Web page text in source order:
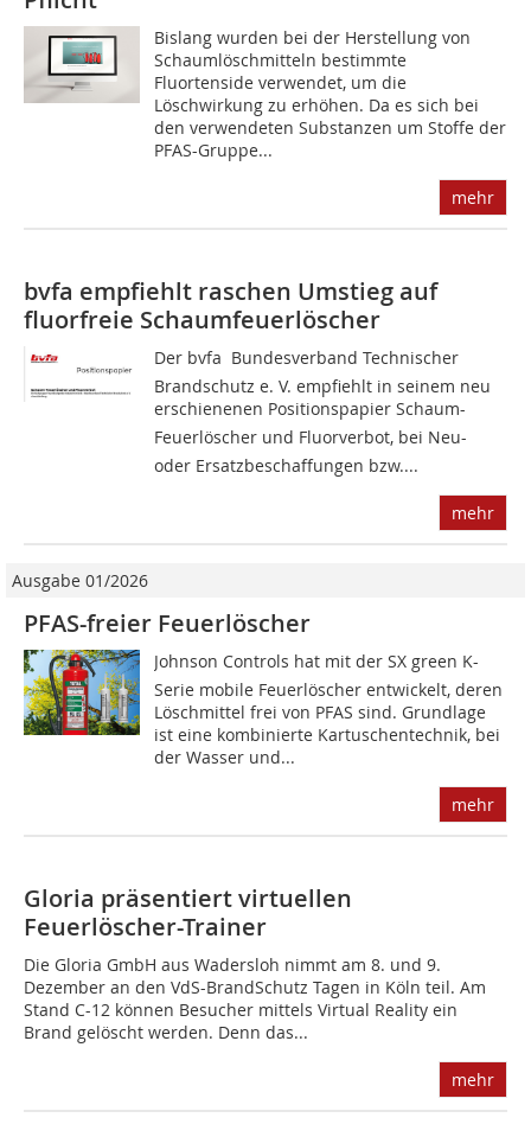
Bislang wurden bei der Herstellung von
Schaumlöschmitteln bestimmte
Fluortenside verwendet, um die
Löschwirkung zu erhöhen. Da es sich bei
den verwendeten Substanzen um Stoffe der
PFAS-Gruppe...
mehr
bvfa empfiehlt raschen Umstieg auf
fluorfreie Schaumfeuerlöscher
Der bvfa  Bundesverband Technischer
Brandschutz e. V. empfiehlt in seinem neu
erschienenen Positionspapier Schaum-
Feuerlöscher und Fluorverbot, bei Neu-
oder Ersatzbeschaffungen bzw....
mehr
Ausgabe 01/2026
PFAS-freier Feuerlöscher
Johnson Controls hat mit der SX green K-
Serie mobile Feuerlöscher entwickelt, deren
Löschmittel frei von PFAS sind. Grundlage
ist eine kombinierte Kartuschentechnik, bei
der Wasser und...
mehr
Gloria präsentiert virtuellen
Feuerlöscher-Trainer
Die Gloria GmbH aus Wadersloh nimmt am 8. und 9.
Dezember an den VdS-BrandSchutz Tagen in Köln teil. Am
Stand C-12 können Besucher mittels Virtual Reality ein
Brand gelöscht werden. Denn das...
mehr